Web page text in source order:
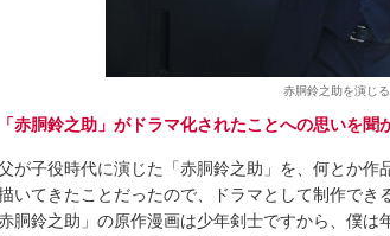
赤胴鈴之助を演じ
赤胴鈴之助」がドラマ化されたことへの思いを聞
が子役時代に演じた「赤胴鈴之助」を、何とか作
いてきたことだったので、ドラマとして制作でき
赤胴鈴之助」の原作漫画は少年剣士ですから、僕